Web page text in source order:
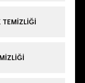
TEMIZLIĞI